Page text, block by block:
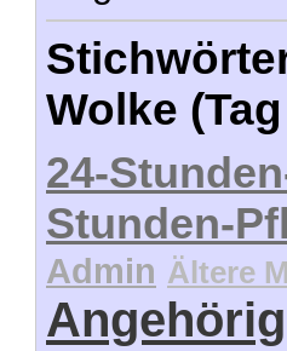
Wolke
24-
Stunden-
Admin Ältere